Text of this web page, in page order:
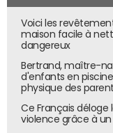
Voici les
maison facile à
dangereux
Bertrand, maître-
d'enfants en
physique des
Ce Français déloge
violence grâce à